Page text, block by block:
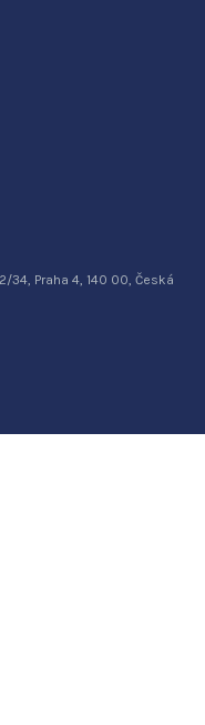
34, Praha 4, 140 00, Česká